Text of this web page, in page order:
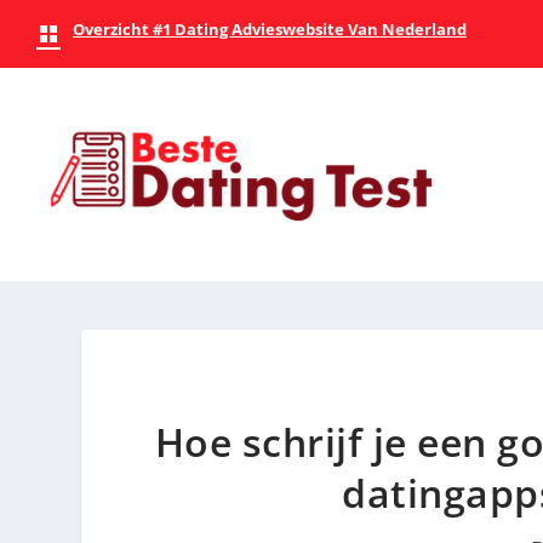
Overzicht #1 Dating Advieswebsite Van Nederland
Hoe schrijf je een